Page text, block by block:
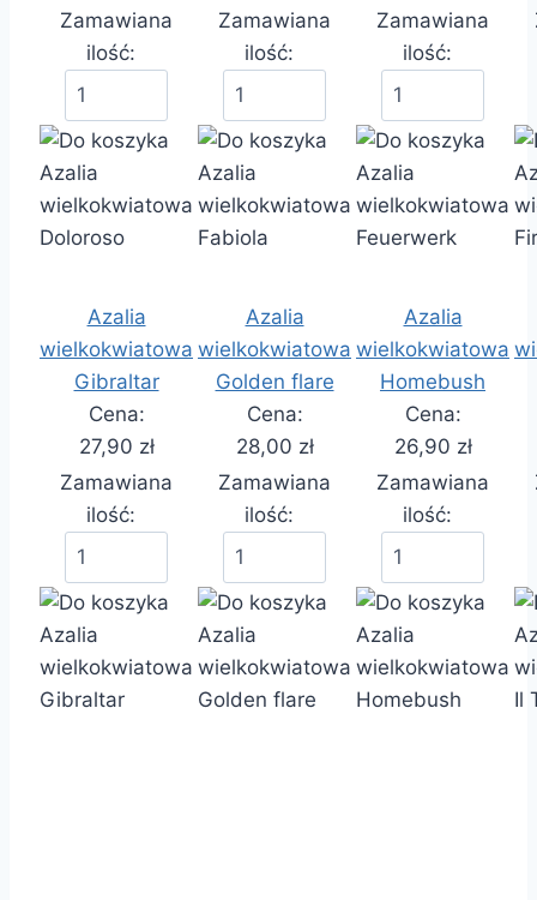
Zamawiana
ilość:
Zamawiana
ilość:
Zamawiana
ilość:
Azalia
wielkokwiatowa
Gibraltar
Cena:
27,90 zł
Zamawiana
ilość:
Azalia
wielkokwiatowa
Golden flare
Cena:
28,00 zł
Zamawiana
ilość:
Azalia
wielkokwiatowa
Homebush
Cena:
26,90 zł
Zamawiana
ilość: